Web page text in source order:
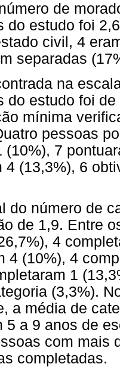
de
do estudo foi
civil, 4
separadas
na
do estudo foi
mínima
pessoas
(10%), 7
4 (13,3%), 6
do número de
de 1,9. Entre
4
4 (10%), 4
1
(3,3%).
a média de
5 a 9 anos de
com mais
completadas.